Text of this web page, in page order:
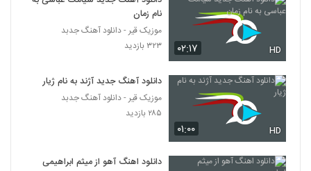
۰۲:۱۷ HD
نام زمان
موزیک قیر - دانلود آهنگ جدبد
۳۲۳ بازدید
۰۱:۰۰ HD
دانلود آهنگ جدید آژند به نام ژیار
موزیک قیر - دانلود آهنگ جدبد
۲۸۵ بازدید
دانلود اهنگ آهو از میثم ابراهیمی